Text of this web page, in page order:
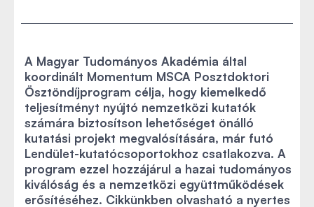
A Magyar Tudományos Akadémia által
koordinált Momentum MSCA Posztdoktori
Ösztöndíjprogram célja, hogy kiemelkedő
teljesítményt nyújtó nemzetközi kutatók
számára biztosítson lehetőséget önálló
kutatási projekt megvalósítására, már futó
Lendület-kutatócsoportokhoz csatlakozva. A
program ezzel hozzájárul a hazai tudományos
kiválóság és a nemzetközi együttműködések
erősítéséhez. Cikkünkben olvasható a nyertes